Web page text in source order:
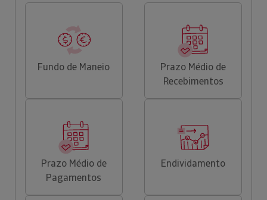
Fundo de Maneio
Prazo Médio de
Recebimentos
Prazo Médio de
Pagamentos
Endividamento